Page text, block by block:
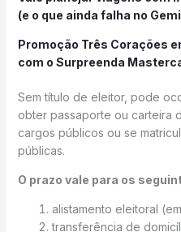
(e o que ainda falha no
Promoção Três Corações
com o Surpreenda
Sem título de eleitor, pode
obter passaporte ou carteira
cargos públicos ou se
públicas.
O prazo vale para os
alistamento eleitoral
transferência de